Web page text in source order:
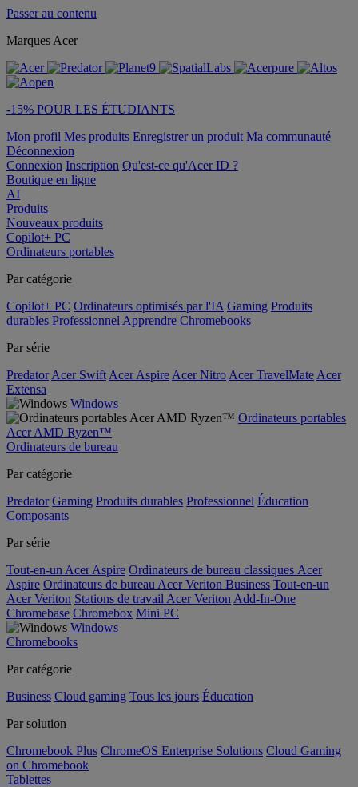
Passer au contenu
Marques Acer
-15% POUR LES ÉTUDIANTS
Mon profil Mes produits Enregistrer un produit Ma communauté
Déconnexion
Connexion Inscription Qu'est-ce qu'Acer ID ?
Boutique en ligne
AI
Produits
Nouveaux produits
Copilot+ PC
Ordinateurs portables
Par catégorie
Copilot+ PC Ordinateurs optimisés par l'IA Gaming Produits
durables Professionnel Apprendre Chromebooks
Par série
Predator Acer Swift Acer Aspire Acer Nitro Acer TravelMate Acer
Extensa
Windows
Ordinateurs portables
Acer AMD Ryzen™
Ordinateurs de bureau
Par catégorie
Predator Gaming Produits durables Professionnel Éducation
Composants
Par série
Tout-en-un Acer Aspire Ordinateurs de bureau classiques Acer
Aspire Ordinateurs de bureau Acer Veriton Business Tout-en-un
Acer Veriton Stations de travail Acer Veriton Add-In-One
Chromebase Chromebox Mini PC
Windows
Chromebooks
Par catégorie
Business Cloud gaming Tous les jours Éducation
Par solution
Chromebook Plus ChromeOS Enterprise Solutions Cloud Gaming
on Chromebook
Tablettes